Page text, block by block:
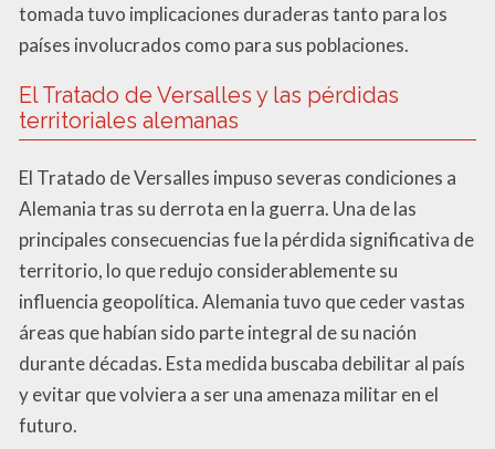
tomada tuvo implicaciones duraderas tanto para los
países involucrados como para sus poblaciones.
El Tratado de Versalles y las pérdidas
territoriales alemanas
El Tratado de Versalles impuso severas condiciones a
Alemania tras su derrota en la guerra. Una de las
principales consecuencias fue la pérdida significativa de
territorio, lo que redujo considerablemente su
influencia geopolítica. Alemania tuvo que ceder vastas
áreas que habían sido parte integral de su nación
durante décadas. Esta medida buscaba debilitar al país
y evitar que volviera a ser una amenaza militar en el
futuro.